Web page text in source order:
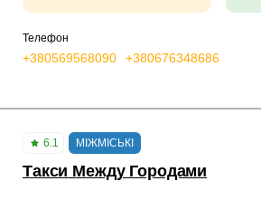
Телефон
+380569568090 +380676348686
6.1 МІЖМІСЬКІ
Такси Между Городами